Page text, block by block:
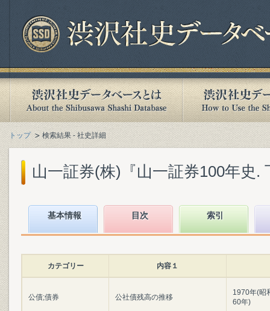
トップ 検索結果 - 社史詳細
山一証券(株)『山一証券100年史.
基本情報 目次 索引
カテゴリー 内容１
公債;債券 公社債残高の推移
1970年(昭
60年)